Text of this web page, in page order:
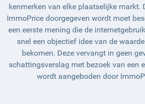
kenmerken van elke plaatselijke markt.
ImmoPrice doorgegeven wordt moet
een eerste mening die de
snel een objectief idee van de
bekomen. Deze vervangt in geen
schattingsverslag met bezoek van een
wordt aangeboden door